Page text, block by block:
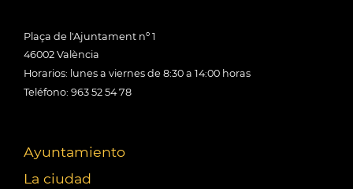
Plaça de l'Ajuntament nº 1
46002 València
Horarios: lunes a viernes de 8:30 a 14:00 horas
Teléfono: 963 52 54 78
Ayuntamiento
La ciudad